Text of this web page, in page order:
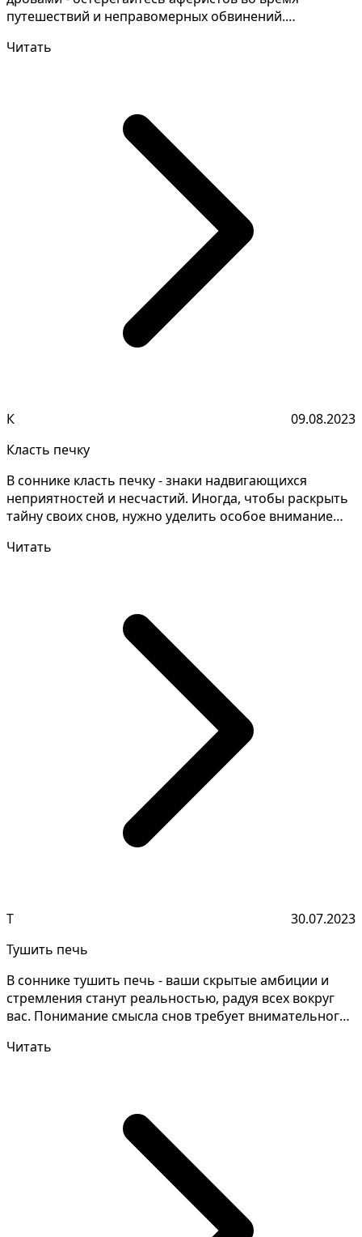
путешествий и неправомерных обвинений.
Читать
К
09.08.2023
Класть печку
В соннике класть печку - знаки надвигающихся
неприятностей и несчастий. Иногда, чтобы раскрыть
тайну своих снов, нужно уделить особое внимание
Читать
Т
30.07.2023
Тушить печь
В соннике тушить печь - ваши скрытые амбиции и
стремления станут реальностью, радуя всех вокруг
вас. Понимание смысла снов требует внимательного
Читать